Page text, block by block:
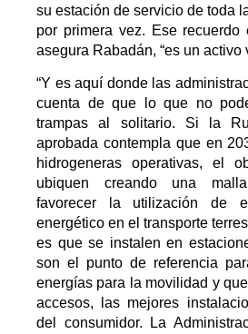
su estación de servicio de toda
por primera vez. Ese recuerdo
asegura Rabadán, “es un activo
“Y es aquí donde las
cuenta de que lo que no
trampas al solitario. Si la
aprobada contempla que en
hidrogeneras operativas, el
ubiquen creando una
favorecer la utilización de
energético en el transporte
es que se instalen en
son el punto de referencia
energías para la movilidad y
accesos, las mejores
del consumidor. La